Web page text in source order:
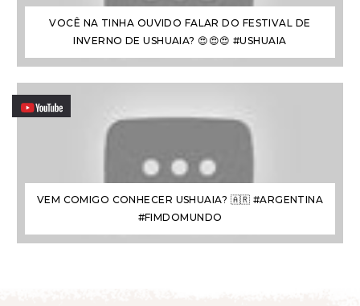
VOCÊ NA TINHA OUVIDO FALAR DO FESTIVAL DE
INVERNO DE USHUAIA? 😍😍😍 #USHUAIA
VEM COMIGO CONHECER USHUAIA? 🇦🇷 #ARGENTINA
#FIMDOMUNDO